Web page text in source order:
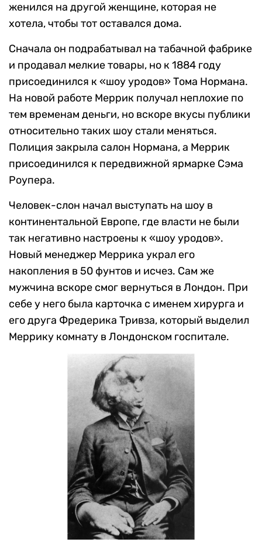
женился на другой женщине, которая не
хотела, чтобы тот оставался дома.
Сначала он подрабатывал на табачной фабрике
и продавал мелкие товары, но к 1884 году
присоединился к «шоу уродов» Тома Нормана.
На новой работе Меррик получал неплохие по
тем временам деньги, но вскоре вкусы публики
относительно таких шоу стали меняться.
Полиция закрыла салон Нормана, а Меррик
присоединился к передвижной ярмарке Сэма
Роупера.
Человек-слон начал выступать на шоу в
континентальной Европе, где власти не были
так негативно настроены к «шоу уродов».
Новый менеджер Меррика украл его
накопления в 50 фунтов и исчез. Сам же
мужчина вскоре смог вернуться в Лондон. При
себе у него была карточка с именем хирурга и
его друга Фредерика Тривза, который выделил
Меррику комнату в Лондонском госпитале.